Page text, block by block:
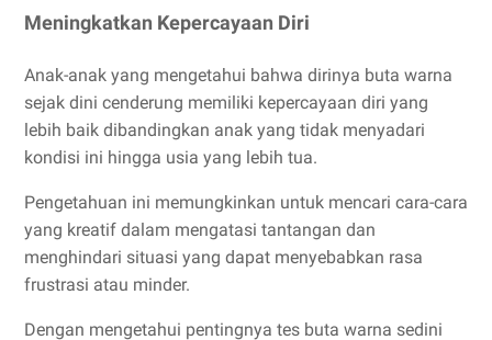
Meningkatkan Kepercayaan Diri
Anak-anak yang mengetahui bahwa dirinya buta warna
sejak dini cenderung memiliki kepercayaan diri yang
lebih baik dibandingkan anak yang tidak menyadari
kondisi ini hingga usia yang lebih tua.
Pengetahuan ini memungkinkan untuk mencari cara-cara
yang kreatif dalam mengatasi tantangan dan
menghindari situasi yang dapat menyebabkan rasa
frustrasi atau minder.
Dengan mengetahui pentingnya tes buta warna sedini